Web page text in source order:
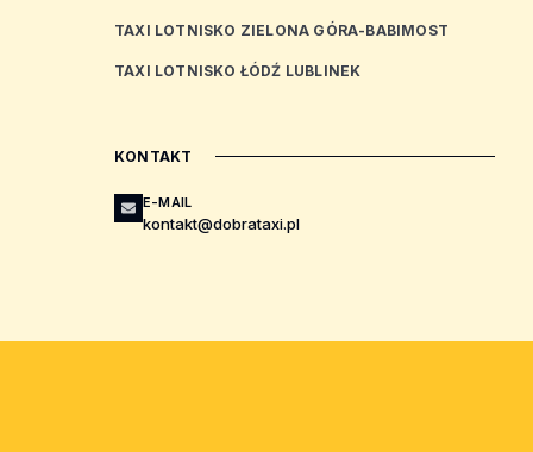
TAXI LOTNISKO ZIELONA GÓRA-BABIMOST
TAXI LOTNISKO ŁÓDŹ LUBLINEK
KONTAKT
E-MAIL
kontakt@dobrataxi.pl